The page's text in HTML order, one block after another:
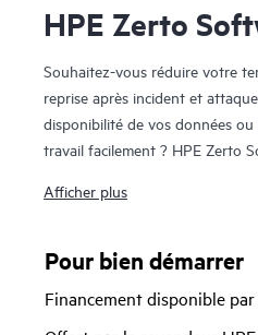
HPE Zerto
Souhaitez-vous réduire votre
reprise après incident et
disponibilité de vos données
travail facilement ? HPE Zerto
de la charge de travail pour les
protection et une réplication
temps d'arrêt de quelques
Afficher plus
Pour bien démarrer
Financement disponible par